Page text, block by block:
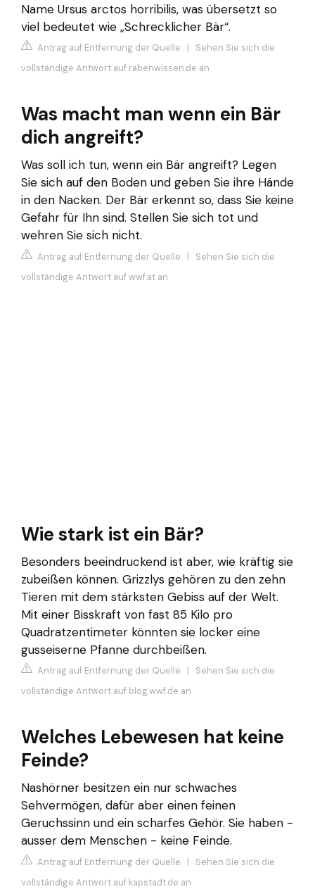
Name Ursus arctos horribilis, was übersetzt so
viel bedeutet wie „Schrecklicher Bär“.
Antrag auf Entfernung der Quelle | Sehen Sie sich die
vollständige Antwort auf rabenwissen.de an
Was macht man wenn ein Bär
dich angreift?
Was soll ich tun, wenn ein Bär angreift? Legen
Sie sich auf den Boden und geben Sie ihre Hände
in den Nacken. Der Bär erkennt so, dass Sie keine
Gefahr für Ihn sind. Stellen Sie sich tot und
wehren Sie sich nicht.
Antrag auf Entfernung der Quelle | Sehen Sie sich die
vollständige Antwort auf wwf.at an
Wie stark ist ein Bär?
Besonders beeindruckend ist aber, wie kräftig sie
zubeißen können. Grizzlys gehören zu den zehn
Tieren mit dem stärksten Gebiss auf der Welt.
Mit einer Bisskraft von fast 85 Kilo pro
Quadratzentimeter könnten sie locker eine
gusseiserne Pfanne durchbeißen.
Antrag auf Entfernung der Quelle | Sehen Sie sich die
vollständige Antwort auf blog.wwf.de an
Welches Lebewesen hat keine
Feinde?
Nashörner besitzen ein nur schwaches
Sehvermögen, dafür aber einen feinen
Geruchssinn und ein scharfes Gehör. Sie haben -
ausser dem Menschen - keine Feinde.
Antrag auf Entfernung der Quelle | Sehen Sie sich die
vollständige Antwort auf kapstadt.de an